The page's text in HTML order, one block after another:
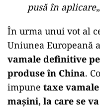
pusă în aplicare
În urma unui vot al
Uniunea Europeană
vamale definitive
produse în China.
impune taxe
mașini, la care se